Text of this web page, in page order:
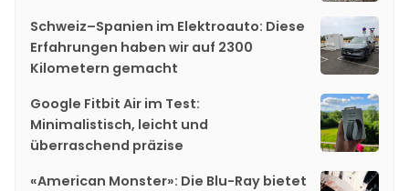
Schweiz–Spanien im Elektroauto: Diese
Erfahrungen haben wir auf 2300
Kilometern gemacht
Google Fitbit Air im Test:
Minimalistisch, leicht und
überraschend präzise
«American Monster»: Die Blu-Ray bietet